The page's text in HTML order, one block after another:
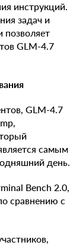
инструкций.
задач и
позволяет
GLM-4.7
GLM-4.7
самым
день.
Bench 2.0,
сравнению с